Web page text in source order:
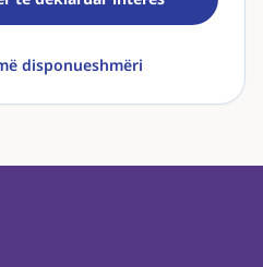
disponueshmëri